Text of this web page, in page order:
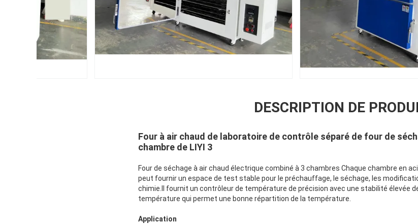
DESCRIPTION DE
Four à air chaud de laboratoire de contrôle séparé de four de
chambre de LIYI 3
Four de séchage à air chaud électrique combiné à 3 chambres Chaque chambre en
peut fournir un espace de test stable pour le préchauffage, le séchage, les
chimie.Il fournit un contrôleur de température de précision avec une stabilité élevée
température qui permet une bonne répartition de la température.
Application